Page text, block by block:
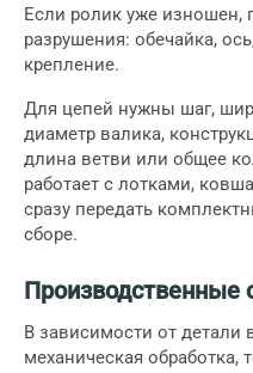
Если ролик уже изношен,
разрушения: обечайка,
крепление.
Для цепей нужны шаг,
диаметр валика,
длина ветви или общее
работает с лотками,
сразу передать
сборе.
Производственные
В зависимости от детали
механическая обработка,